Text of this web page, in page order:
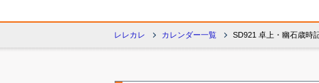
レレカレ カレンダー一覧 SD921 卓上・幽石歳時